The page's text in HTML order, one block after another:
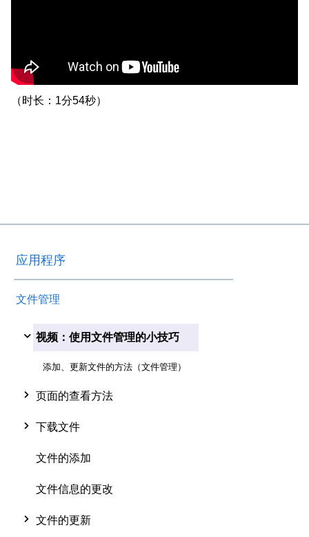
（时长：1分54秒）
应用程序
文件管理
视频：使用文件管理的小技巧
添加、更新文件的方法（文件管理）
页面的查看方法
下载文件
文件的添加
文件信息的更改
文件的更新